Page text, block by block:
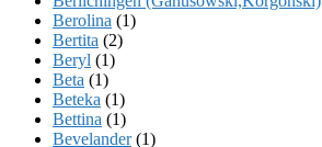
Berolina (1)
Bertita (2)
Beryl (1)
Beta (1)
Beteka (1)
Bettina (1)
Bevelander(1)